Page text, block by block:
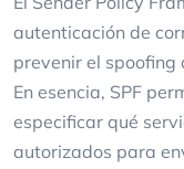
autenticación de
prevenir el spoofing
En esencia, SPF
especificar qué
autorizados para